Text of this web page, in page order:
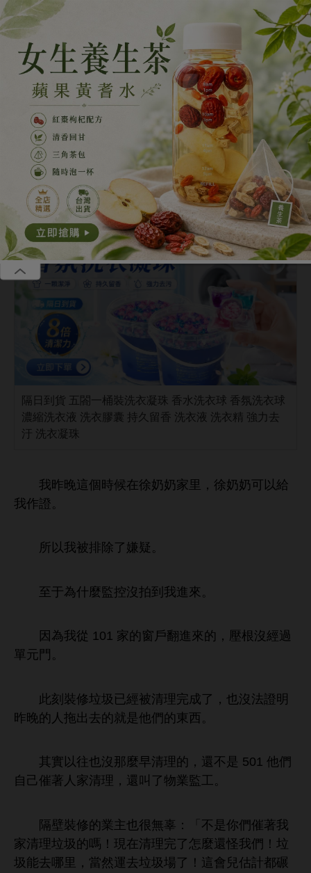
恭喜張**成為年卡VIP享全站無廣告、聽書等多重福利
恭喜葉**成為年卡VIP享全站無廣告、聽書等多重福利
恭喜李**成為年卡VIP享全站無廣告、聽書等多重福利
恭喜李**成為年卡VIP享全站無廣告、聽書等多重福利
碎片會員
季卡39.00美金，年卡69.00美金，全站免廣告，海量小說免費
聽，獨享VIP小說，免費贈送福利站、短劇站、漫畫站
我要
加入
首頁 會員短篇 精品短篇 網絡熱文 耽美短
全部 追妻火葬場 打臉虐渣 出軌
別惹這棟樓的獨居女孩 第4章
《別惹這棟樓的獨居女孩》第4章
隔日到貨 五閤一桶裝洗衣凝珠 香水洗衣球 香氛洗衣球
濃縮洗衣液 洗衣膠囊 持久留香 洗衣液 洗衣精 強力去
汙 洗衣凝珠
昨 個 候 徐奶奶 里，徐奶奶
以
作證。
所以 被排除 嫌疑。
至于為什麼監控沒拍到 。
因為 從 101 戶翻
，壓根沒經過
單元
。
此刻裝修垃圾已經被清理完成
，也沒法證
昨
拖 就 們 。
其實以往也沒 麼 清理 ，還 501
們
自己催著
清理，還叫 物業監 。
隔壁裝修 業主也很無辜：「
們催著
清理垃圾
嗎！現 清理完 麼還怪
們！垃
圾能
里，當然運 垃圾 ！
兒估計都碾